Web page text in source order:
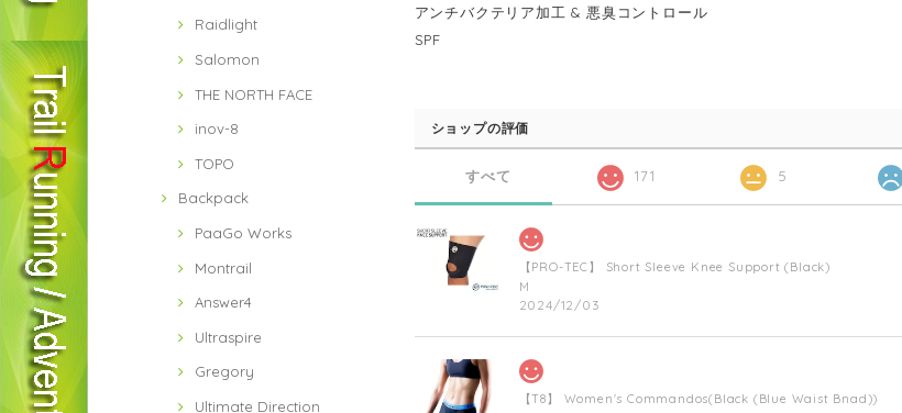
Raidlight
Salomon
THE NORTH FACE
inov-8
TOPO
Backpack
PaaGo Works
Montrail
Answer4
Ultraspire
Gregory
Ultimate Direction
アンチバクテリア加工 & 悪臭コントロール
SPF
ショップの評価
すべて 171 5
【PRO-TEC】 Short Sleeve Knee Support (Black)
M
2024/12/03
【T8】 Women's Commandos(Black (Blue Waist Bnad))